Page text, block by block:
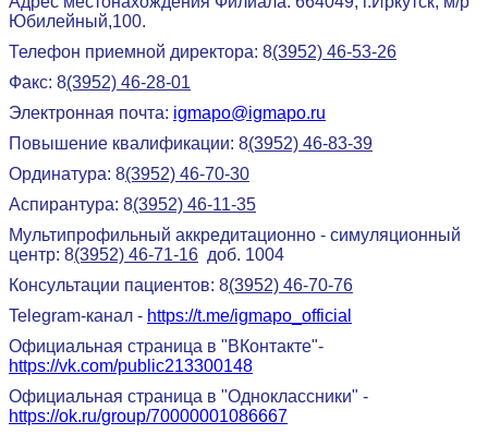
Юбилейный,100.
Телефон приемной директора: 8(3952) 46-53-26
Факс: 8(3952) 46-28-01
Электронная почта: igmapo@igmapo.ru
Повышение квалификации: 8(3952) 46-83-39
Ординатура: 8(3952) 46-70-30
Аспирантура: 8(3952) 46-11-35
Мультипрофильный аккредитационно - симуляционный
центр: 8(3952) 46-71-16 доб. 1004
Консультации пациентов: 8(3952) 46-70-76
Telegram-канал - https://t.me/igmapo_official
Официальная страница в "ВКонтакте"-
https://vk.com/public213300148
Официальная страница в "Одноклассники" -
https://ok.ru/group/70000001086667